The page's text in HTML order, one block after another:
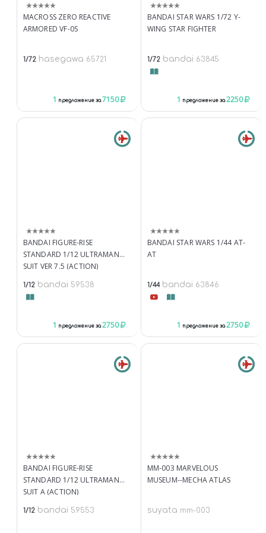
MACROSS ZERO REACTIVE
ARMORED VF-0S
1/72 hasegawa 65721
1 предложение за7150
BANDAI STAR WARS 1/72 Y-
WING STAR FIGHTER
1/72 bandai 63845
1 предложение за2250
BANDAI FIGURE-RISE
STANDARD 1/12 ULTRAMAN
SUIT VER 7.5 (ACTION)
1/12 bandai 59538
1 предложение за2750
BANDAI STAR WARS 1/44 AT-
AT
1/44 bandai 63846
1 предложение за2750
BANDAI FIGURE-RISE
STANDARD 1/12 ULTRAMAN
SUIT A (ACTION)
1/12 bandai 59553
MM-003 MARVELOUS
MUSEUM--MECHA ATLAS
suyata mm-003